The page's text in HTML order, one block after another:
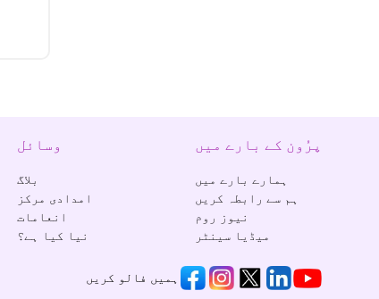
وسائل
بلاگ
امدادی مرکز
انعامات
نیا کیا ہے؟
پرُون کے بارے میں
ہمارے بارے میں
ہم سے رابطہ کریں
نیوز روم
میڈیا سینٹر
ہمیں فالو کریں